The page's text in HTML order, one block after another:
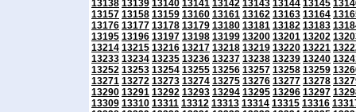
13138 13139 13140 13141 13142 13143 13144 13145
13157 13158 13159 13160 13161 13162 13163 13164
13176 13177 13178 13179 13180 13181 13182 13183
13195 13196 13197 13198 13199 13200 13201 13202
13214 13215 13216 13217 13218 13219 13220 13221
13233 13234 13235 13236 13237 13238 13239 13240
13252 13253 13254 13255 13256 13257 13258 13259
13271 13272 13273 13274 13275 13276 13277 13278
13290 13291 13292 13293 13294 13295 13296 13297
13309 13310 13311 13312 13313 13314 13315 13316